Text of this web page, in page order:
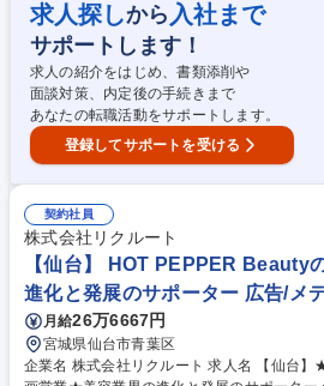
85%以上が年収アップを実現！圧倒的な企業
キャリア採用実施中！今チャンスを掴みま
総合職の最低月給が36万円に引き上げられ
ンティブ比率も高いです。中途入社者の90%
が、年次を問わず実力に応じた役職や報酬
当社グループの業務全般 募集職種 ★【西宮/営業】プライム上場/警察官・
消防士など公務員出身者活躍中！
求人探しから 入社まで
サポートします！
求人の紹介をはじめ、書類添削や
面談対策、内定後の手続きまで
あなたの転職活動をサポートします。
登録してサポートを受ける
契約社員
株式会社リクルート
【仙台】 HOT PEPPER Beauty
進化と発展のサポーター 広告/メ
月給26万6667円
宮城県仙台市青葉区
企業名 株式会社リクルート 求人名 【仙台】★HOT PEPPER Beautyの企